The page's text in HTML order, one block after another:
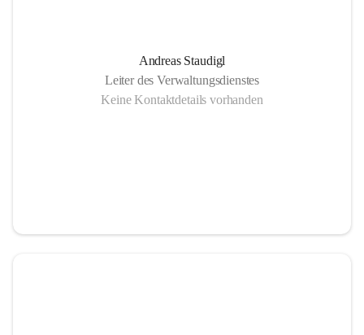
Andreas Staudigl
Leiter des Verwaltungsdienstes
Keine Kontaktdetails vorhanden